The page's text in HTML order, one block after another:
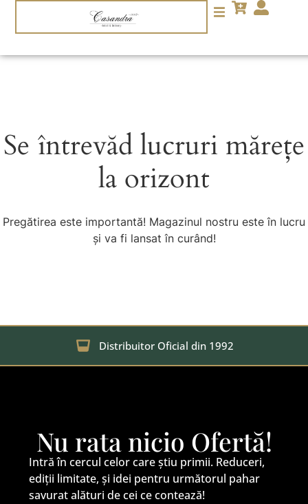
Se întrevăd lucruri mărețe
la orizont
Pregătirea este importantă! Magazinul nostru este în lucru
și va fi lansat în curând!
Distribuitor Oficial din 1992
Nu rata nicio Ofertă!
Intră în cercul celor care știu primii. Reduceri,
ediții limitate, și idei pentru următorul pahar
savurat alături de cei ce contează!